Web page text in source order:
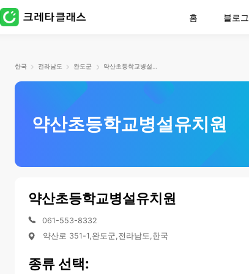
홈 블로그
한국 전라남도 완도군
약산초등학교병설유치원
약산초등학교병설유치원
061-553-8332
약산로 351-1,완도군,전라남도,한국
종류 선택: